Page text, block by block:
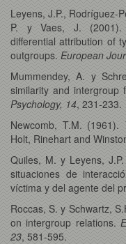
Leyens, J.P., Rodríguez-
P. y Vaes, J. (2001).
differential attribution of
outgroups. European
Mummendey, A. y
similarity and intergroup
Psychology, 14, 231-233.
Newcomb, T.M. (1961).
Holt, Rinehart and
Quiles, M. y Leyens,
situaciones de
víctima y del agente del
Roccas, S. y Schwartz,
on intergroup relations.
23, 581-595.